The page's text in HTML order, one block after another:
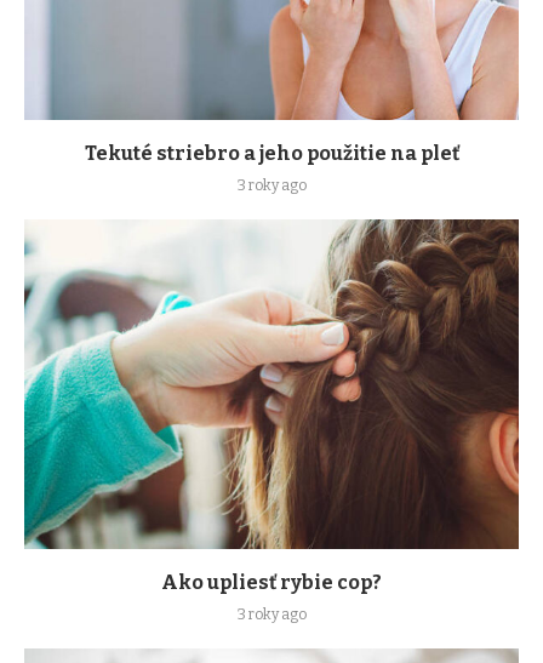
Tekuté striebro a jeho použitie na pleť
3 roky ago
Ako upliesť rybie cop?
3 roky ago